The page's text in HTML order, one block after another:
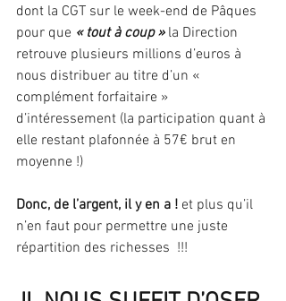
dont la CGT sur le week-end de Pâques
pour que « tout à coup » la Direction
retrouve plusieurs millions d’euros à
nous distribuer au titre d’un «
complément forfaitaire »
d’intéressement (la participation quant à
elle restant plafonnée à 57€ brut en
moyenne !)
Donc, de l’argent, il y en a ! et plus qu’il
n’en faut pour permettre une juste
répartition des richesses  !!!